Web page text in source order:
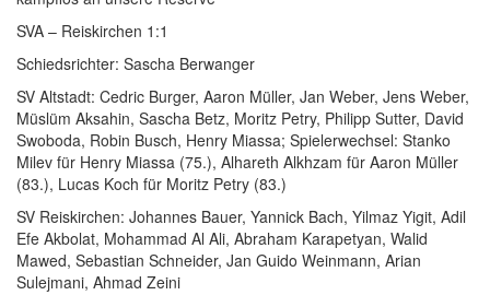
SVA – Reiskirchen 1:1
Schiedsrichter: Sascha Berwanger
SV Altstadt: Cedric Burger, Aaron Müller, Jan Weber, Jens Weber,
Müslüm Aksahin, Sascha Betz, Moritz Petry, Philipp Sutter, David
Swoboda, Robin Busch, Henry Miassa; Spielerwechsel: Stanko
Milev für Henry Miassa (75.), Alhareth Alkhzam für Aaron Müller
(83.), Lucas Koch für Moritz Petry (83.)
SV Reiskirchen: Johannes Bauer, Yannick Bach, Yilmaz Yigit, Adil
Efe Akbolat, Mohammad Al Ali, Abraham Karapetyan, Walid
Mawed, Sebastian Schneider, Jan Guido Weinmann, Arian
Sulejmani, Ahmad Zeini